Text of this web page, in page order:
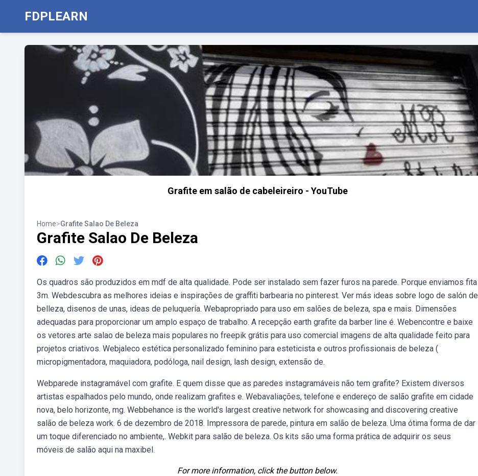
FDPLEARN
Grafite em salão de cabeleireiro - YouTube
Home>Grafite Salao De Beleza
Grafite Salao De Beleza
Os quadros são produzidos em mdf de alta qualidade. Pode ser instalado sem fazer furos na parede. Porque enviamos fita
3m. Webdescubra as melhores ideias e inspirações de graffiti barbearia no pinterest. Ver más ideas sobre logo de salón de
belleza, disenos de unas, ideas de peluquería. Webapropriado para uso em salões de beleza, spa e mais. Dimensões
adequadas para proporcionar um amplo espaço de trabalho. A recepção earth grafite da barber line é. Webencontre e baixe
os vetores arte salao de beleza mais populares no freepik grátis para uso comercial imagens de alta qualidade feito para
projetos criativos. Webjaleco estética personalizado feminino para esteticista e outros profissionais de beleza (
micropigmentadora, maquiadora, podóloga, nail design, lash design, extensão de.
Webparede instagramável com grafite. E quem disse que as paredes instagramáveis não tem grafite? Existem diversos
artistas espalhados pelo mundo, onde realizam grafites e. Webavaliações, telefone e endereço de salão grafite em cidade
nova, belo horizonte, mg. Webbehance is the world's largest creative network for showcasing and discovering creative
salão de beleza work. 6 de dezembro de 2018. Impressora de parede, pintura em salão de beleza. Uma ótima forma de dar
um toque diferenciado no ambiente,. Webkit para salão de beleza. Os kits são uma forma prática de adquirir os seus
móveis de salão aqui na maxibel.
For more information, click the button below.